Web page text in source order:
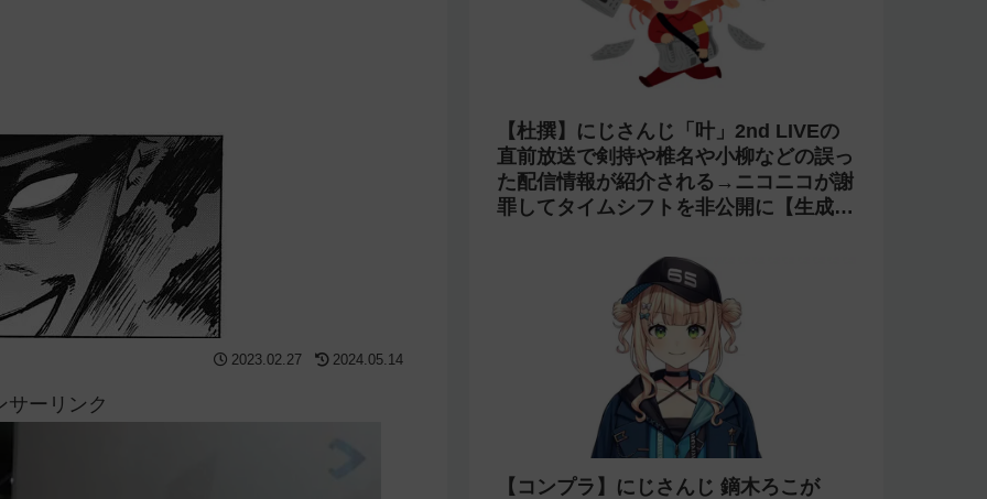
2023.02.27 2024.05.14
サーリンク
【杜撰】にじさんじ「叶」2nd LIVEの
直前放送で剣持や椎名や小柳などの誤っ
た配信情報が紹介される→ニコニコが謝
罪してタイムシフトを非公開に【生成
【コンプラ】にじさんじ 鏑木ろこが